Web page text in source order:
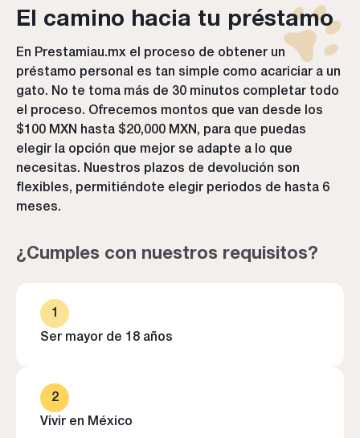
El camino hacia tu préstamo
En Prestamiau.mx el proceso de obtener un
préstamo personal es tan simple como acariciar a un
gato. No te toma más de 30 minutos completar todo
el proceso. Ofrecemos montos que van desde los
$100 MXN hasta $20,000 MXN, para que puedas
elegir la opción que mejor se adapte a lo que
necesitas. Nuestros plazos de devolución son
flexibles, permitiéndote elegir periodos de hasta 6
meses.
¿Cumples con nuestros requisitos?
1
Ser mayor de 18 años
2
Vivir en México